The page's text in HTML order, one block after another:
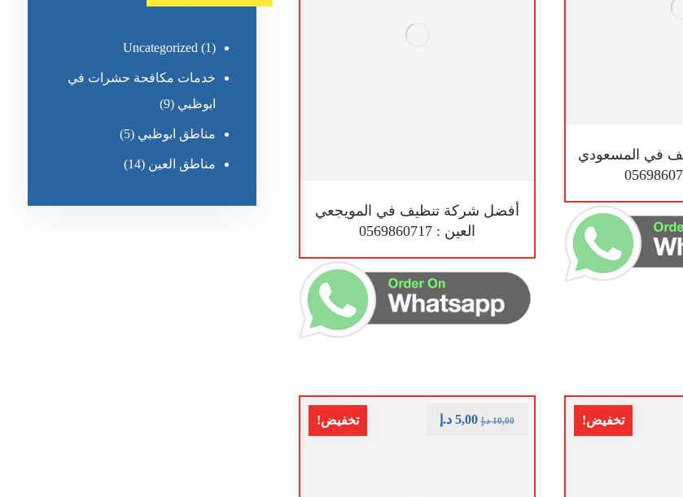
في المسعودي
أفضل شركة تنظيف في المويجعي
العين : 0569860717
تخفيض! تخفيض! 10,00 د.إ 5,00 د.إ
Uncategorized (1)
خدمات مكافحة حشرات في
ابوظبي (9)
مناطق ابوظبي (5)
مناطق العين (14)